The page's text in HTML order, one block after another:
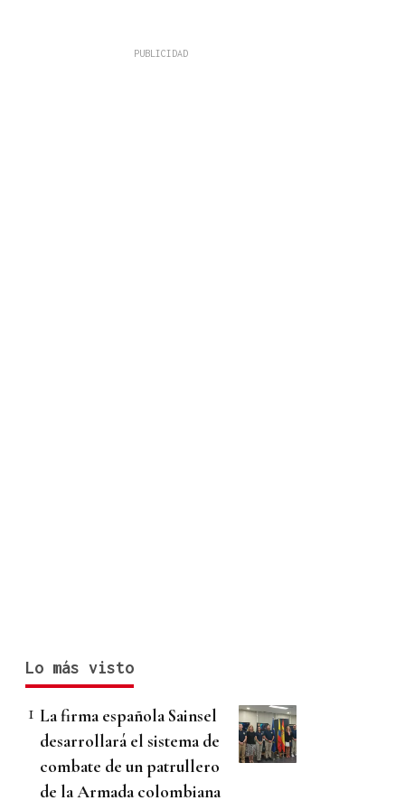
Lo más visto
La firma española Sainsel
desarrollará el sistema de
combate de un patrullero
de la Armada colombiana